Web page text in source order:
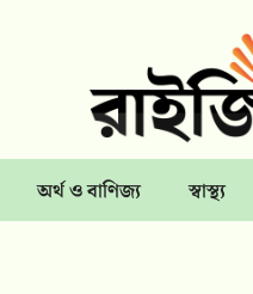
অর্থ ও বাণিজ্য স্বাস্থ্য